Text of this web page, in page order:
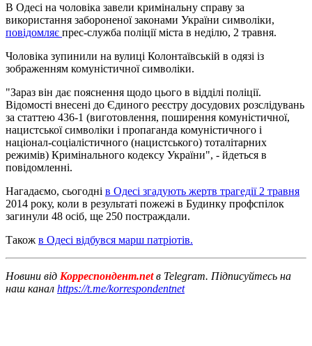
В Одесі на чоловіка завели кримінальну справу за
використання забороненої законами України символіки,
повідомляє прес-служба поліції міста в неділю, 2 травня.
Чоловіка зупинили на вулиці Колонтаївській в одязі із
зображенням комуністичної символіки.
"Зараз він дає пояснення щодо цього в відділі поліції.
Відомості внесені до Єдиного реєстру досудових розслідувань
за статтею 436-1 (виготовлення, поширення комуністичної,
нацистської символіки і пропаганда комуністичного і
націонал-соціалістичного (нацистського) тоталітарних
режимів) Кримінального кодексу України", - йдеться в
повідомленні.
Нагадаємо, сьогодні в Одесі згадують жертв трагедії 2 травня
2014 року, коли в результаті пожежі в Будинку профспілок
загинули 48 осіб, ще 250 постраждали.
Також в Одесі відбувся марш патріотів.
Новини від Корреспондент.netв Telegram. Підписуйтесь на
наш канал https://t.me/korrespondentnet